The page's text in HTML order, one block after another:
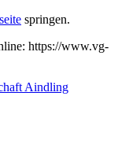
springen.
https://www.vg-